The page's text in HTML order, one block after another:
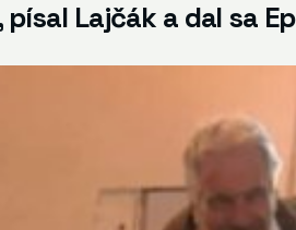
Lajčák a dal sa